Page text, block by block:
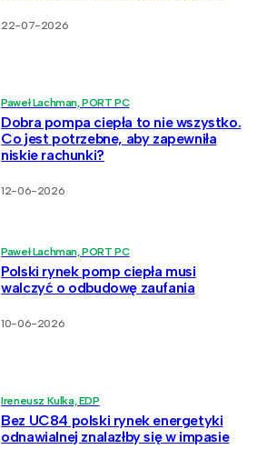
22-07-2026
Paweł Lachman, PORT PC
Dobra pompa ciepła to nie wszystko.
Co jest potrzebne, aby zapewniła
niskie rachunki?
12-06-2026
Paweł Lachman, PORT PC
Polski rynek pomp ciepła musi
walczyć o odbudowę zaufania
10-06-2026
Ireneusz Kulka, EDP
Bez UC84 polski rynek energetyki
odnawialnej znalazłby się w impasie